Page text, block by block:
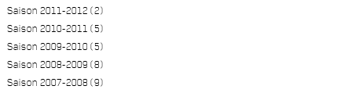
Saison 2011-2012 (2)
Saison 2010-2011 (5)
Saison 2009-2010 (5)
Saison 2008-2009 (8)
Saison 2007-2008 (9)